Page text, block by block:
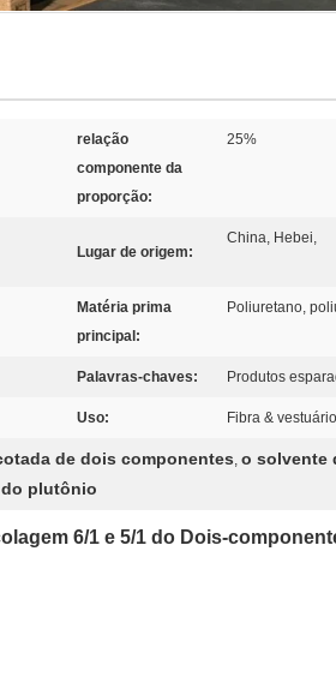
relação
componente da
proporção:
25%
Lugar de origem:
China, Hebei,
Matéria prima
principal:
Poliuretano,
Palavras-chaves: Produtos
Uso: Fibra &
de dois componentes, o solvente
plutônio
6/1 e 5/1 do Dois-